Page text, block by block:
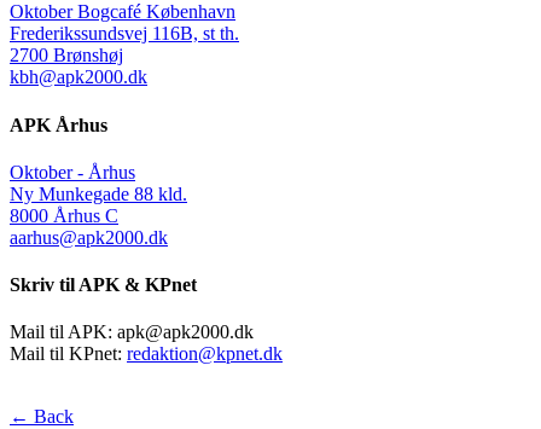
Oktober Bogcafé København
Frederikssundsvej 116B, st th.
2700 Brønshøj
kbh@apk2000.dk
APK Århus
Oktober - Århus
Ny Munkegade 88 kld.
8000 Århus C
aarhus@apk2000.dk
Skriv til APK & KPnet
Mail til APK: apk@apk2000.dk
Mail til KPnet: redaktion@kpnet.dk
← Back